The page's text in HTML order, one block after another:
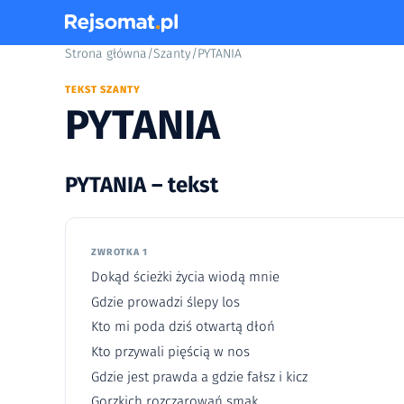
Strona główna/Szanty/PYTANIA
TEKST SZANTY
PYTANIA
PYTANIA – tekst
ZWROTKA 1
Dokąd ścieżki życia wiodą mnie
Gdzie prowadzi ślepy los
Kto mi poda dziś otwartą dłoń
Kto przywali pięścią w nos
Gdzie jest prawda a gdzie fałsz i kicz